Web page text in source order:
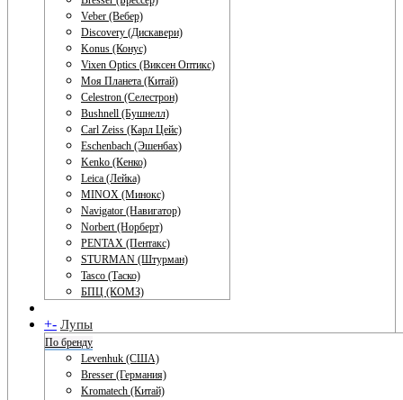
Veber (Вебер)
Discovery (Дискавери)
Konus (Конус)
Vixen Optics (Виксен Оптикс)
Моя Планета (Китай)
Celestron (Селестрон)
Bushnell (Бушнелл)
Carl Zeiss (Карл Цейс)
Eschenbach (Эшенбах)
Kenko (Кенко)
Leica (Лейка)
MINOX (Минокс)
Navigator (Навигатор)
Norbert (Норберт)
PENTAX (Пентакс)
STURMAN (Штурман)
Tasco (Таско)
БПЦ (КОМЗ)
+- Лупы
По бренду
Levenhuk (США)
Bresser (Германия)
Kromatech (Китай)